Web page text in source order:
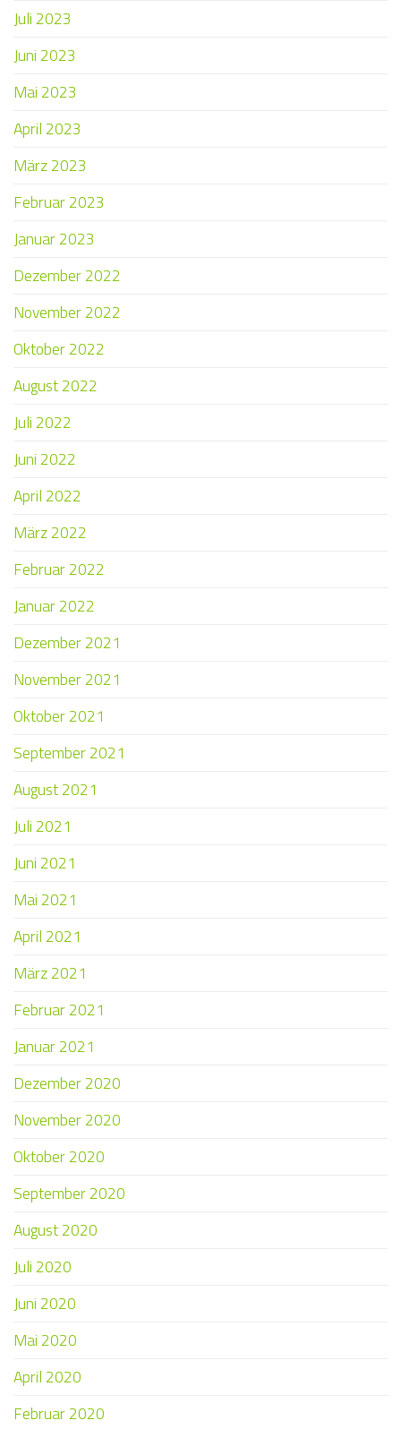
Juli 2023
Juni 2023
Mai 2023
April 2023
März 2023
Februar 2023
Januar 2023
Dezember 2022
November 2022
Oktober 2022
August 2022
Juli 2022
Juni 2022
April 2022
März 2022
Februar 2022
Januar 2022
Dezember 2021
November 2021
Oktober 2021
September 2021
August 2021
Juli 2021
Juni 2021
Mai 2021
April 2021
März 2021
Februar 2021
Januar 2021
Dezember 2020
November 2020
Oktober 2020
September 2020
August 2020
Juli 2020
Juni 2020
Mai 2020
April 2020
Februar 2020